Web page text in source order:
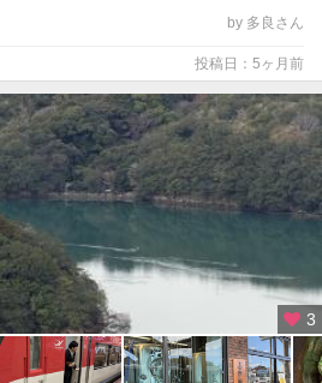
by 多良さん
投稿日：5ヶ月前
3